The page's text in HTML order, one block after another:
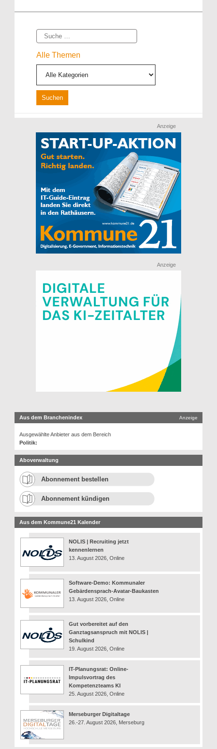
Suche
Alle Themen
Anzeige
Anzeige
Aus dem Branchenindex Anzeige
Ausgewählte Anbieter aus dem Bereich
Politik:
Aboverwaltung
Abonnement bestellen
Abonnement kündigen
Aus dem Kommune21 Kalender
NOLIS | Recruiting jetzt
kennenlernen
13. August 2026, Online
Software-Demo: Kommunaler
Gebärdensprach-Avatar-Baukasten
13. August 2026, Online
Gut vorbereitet auf den
Ganztagsanspruch mit NOLIS |
Schulkind
19. August 2026, Online
IT-Planungsrat: Online-
Impulsvortrag des
Kompetenzteams KI
25. August 2026, Online
Merseburger Digitaltage
26.-27. August 2026, Merseburg